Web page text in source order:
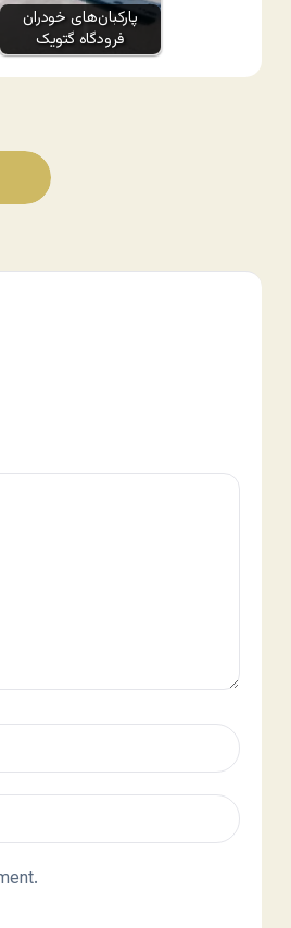
پارکبان‌های خودران
فرودگاه گتویک